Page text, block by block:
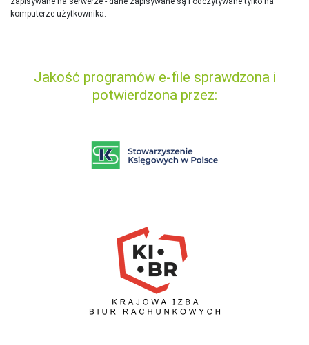
komputerze użytkownika.
Jakość programów e-file sprawdzona i
potwierdzona przez: